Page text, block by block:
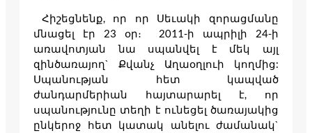
Հիշեցնենք, որ որ Սեւակի զորացմանը
մնացել էր 23 օր։ 2011-ի ապրիլի 24-ի
առավոտյան նա սպանվել է մեկ այլ
զինծառայող` Քվանչ Աղաօղլուի կողմից:
Սպանության հետ կապված
ժանդարմերիան հայտարարել է, որ
սպանությունը տեղի է ունեցել ծառայակից
ընկերոջ հետ կատակ անելու ժամանակ`